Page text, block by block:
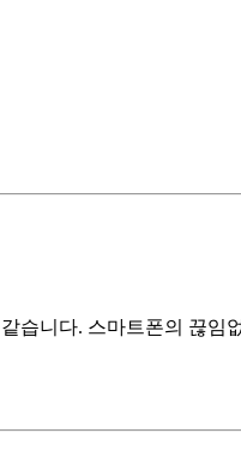
니다. 스마트폰의 끊임